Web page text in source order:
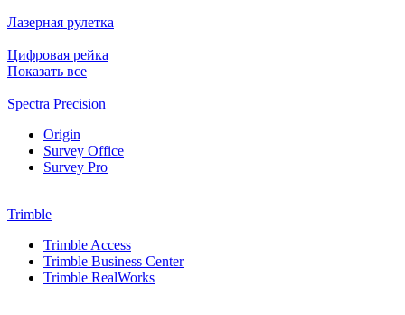
Лазерная рулетка
Цифровая рейка
Показать все
Spectra Precision
Origin
Survey Office
Survey Pro
Trimble
Trimble Access
Trimble Business Center
Trimble RealWorks